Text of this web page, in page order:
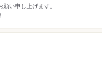
い申し上げます。